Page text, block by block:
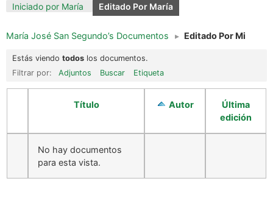
Iniciado por María Editado Por María
María José San Segundo’s Documentos ▸ Editado Por Mi
Estás viendo todos los documentos.
Filtrar por:
Adjuntos Buscar Etiqueta
Título Autor
Última
edición
No hay documentos
para esta vista.